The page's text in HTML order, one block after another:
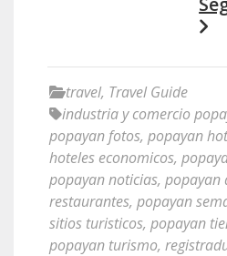
travel, Travel Guide
industria y comercio
popayan fotos, popayan
hoteles economicos,
popayan noticias, popayan
restaurantes, popayan
sitios turisticos, popayan
popayan turismo,